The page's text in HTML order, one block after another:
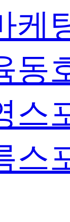
케
동
스
스